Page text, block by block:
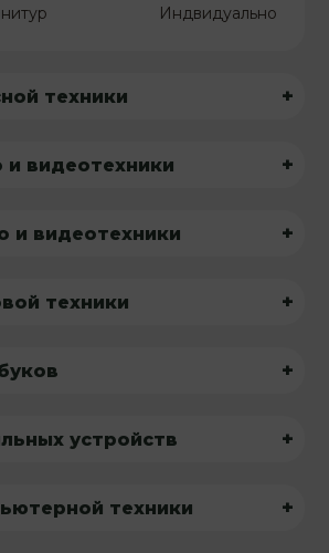
Индвидуально
техники +
и видеотехники +
и видеотехники +
техники +
+
устройств +
техники +